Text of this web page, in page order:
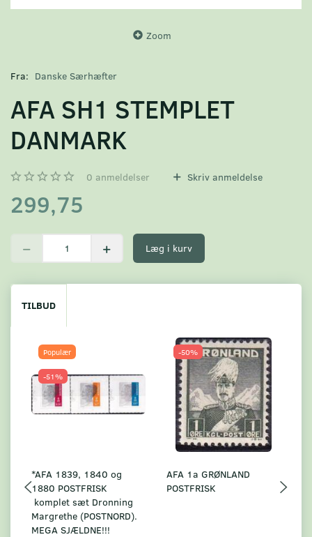
Zoom
Fra: Danske Særhæfter
AFA SH1 STEMPLET
DANMARK
0 anmeldelser Skriv anmeldelse
299,75
Læg i kurv
TILBUD
Populær
-51%
*AFA 1839, 1840 og
1880 POSTFRISK
komplet sæt Dronning
Margrethe (POSTNORD).
MEGA SJÆLDNE!!!
-50%
AFA 1a GRØNLAND
POSTFRISK